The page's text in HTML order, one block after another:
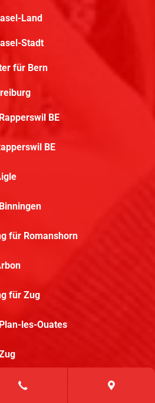
Land
Stadt
für Bern
BE
BE
für Romanshorn
für Zug
les-Ouates
für Cham